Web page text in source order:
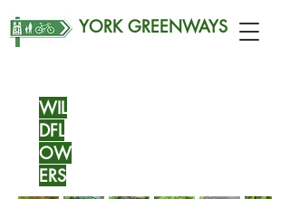
YORK GREENWAYS
WIL
DFL
OW
ERS